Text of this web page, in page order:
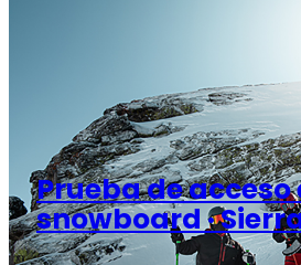
Prueba de
snowboard ·